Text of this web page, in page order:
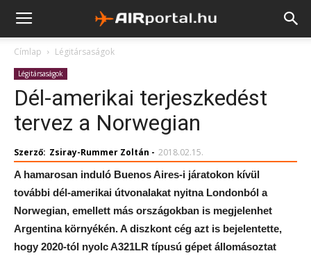
Címlap Légitársaságok
Légitársaságok
Dél-amerikai terjeszkedést
tervez a Norwegian
Szerző: Zsiray-Rummer Zoltán - 2018.02.15.
A hamarosan induló Buenos Aires-i járatokon kívül
további dél-amerikai útvonalakat nyitna Londonból a
Norwegian, emellett más országokban is megjelenhet
Argentina környékén. A diszkont cég azt is bejelentette,
hogy 2020-tól nyolc A321LR típusú gépet állomásoztat